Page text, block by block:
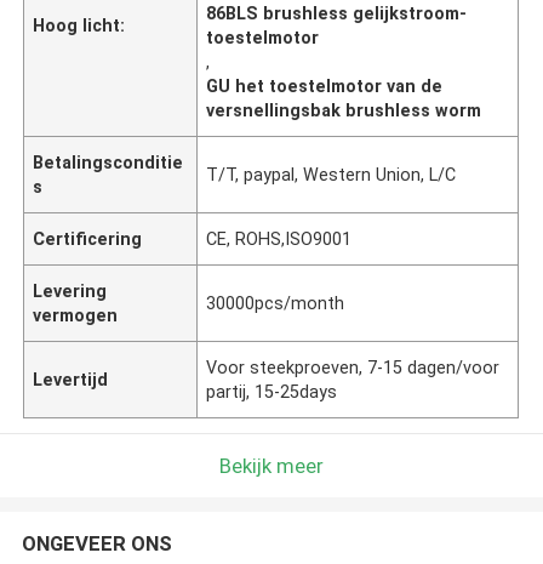
Hoog licht:
86BLS brushless gelijkstroom-
toestelmotor
,
GU het toestelmotor van de
versnellingsbak brushless worm
Betalingsconditie
s
T/T, paypal, Western Union, L/C
Certificering CE, ROHS,ISO9001
Levering
vermogen
30000pcs/month
Levertijd
Voor steekproeven, 7-15 dagen/voor
partij, 15-25days
Bekijk meer
ONGEVEER ONS